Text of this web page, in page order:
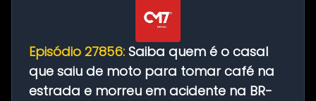
Episódio 27856: Saiba quem é o casal
que saiu de moto para tomar café na
estrada e morreu em acidente na BR-